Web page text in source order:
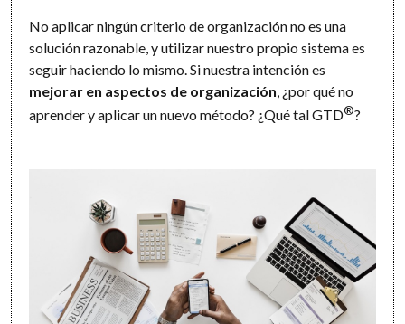
No aplicar ningún criterio de organización no es una
solución razonable, y utilizar nuestro propio sistema es
seguir haciendo lo mismo. Si nuestra intención es
mejorar en aspectos de organización, ¿por qué no
aprender y aplicar un nuevo método? ¿Qué tal GTD®?